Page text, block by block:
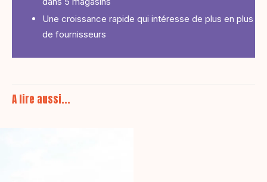
Une croissance rapide qui intéresse de plus en plus
de fournisseurs
A lire aussi...